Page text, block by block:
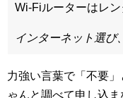
Wi-Fiルーターはレン
インターネット選び
力強い言葉で「不要
ゃんと調べて申し込